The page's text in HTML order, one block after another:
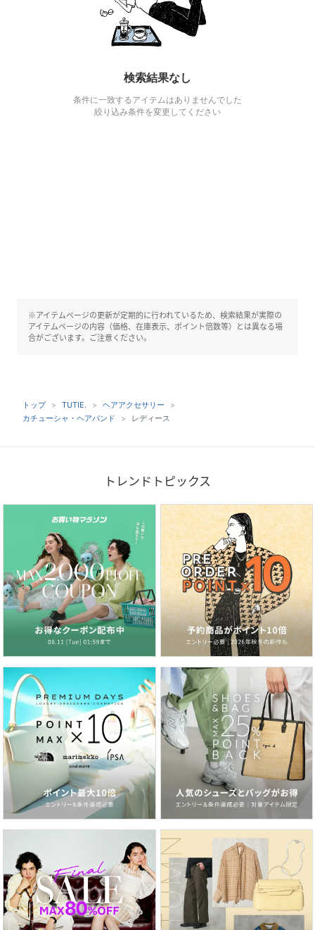
検索結果なし
条件に一致するアイテムはありませんでした
絞り込み条件を変更してください
※アイテムページの更新が定期的に行われているため、検索結果が実際の
アイテムページの内容（価格、在庫表示、ポイント倍数等）とは異なる場
合がございます。ご注意ください。
トップ TUTIE.
ヘアアクセサリー
カチューシャ・ヘアバンド
レディース
トレンドトピックス